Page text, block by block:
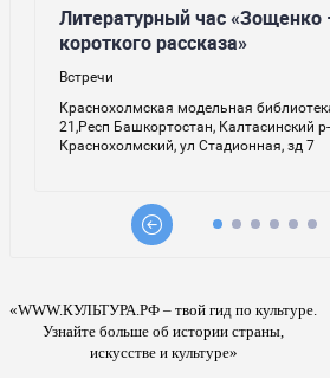
«WWW.КУЛЬТУРА.РФ – твой гид по культуре.
Узнайте больше об истории страны,
искусстве и культуре»